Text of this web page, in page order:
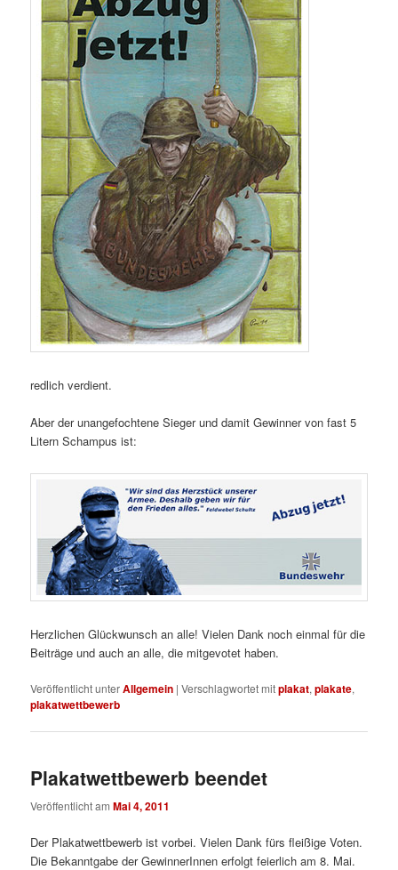
redlich verdient.
Aber der unangefochtene Sieger und damit Gewinner von fast 5
Litern Schampus ist:
Herzlichen Glückwunsch an alle! Vielen Dank noch einmal für die
Beiträge und auch an alle, die mitgevotet haben.
Veröffentlicht unterAllgemein |Verschlagwortet mitplakat,plakate,
plakatwettbewerb
Plakatwettbewerb beendet
Veröffentlicht amMai 4, 2011
Der Plakatwettbewerb ist vorbei. Vielen Dank fürs fleißige Voten.
Die Bekanntgabe der GewinnerInnen erfolgt feierlich am 8. Mai.